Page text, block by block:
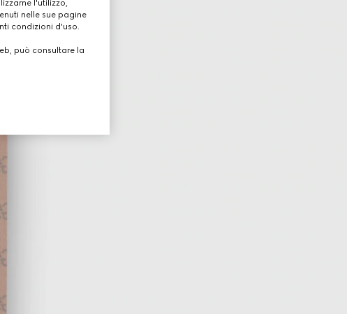
l'utilizzo,
nelle sue pagine
condizioni d'uso.
può consultare la